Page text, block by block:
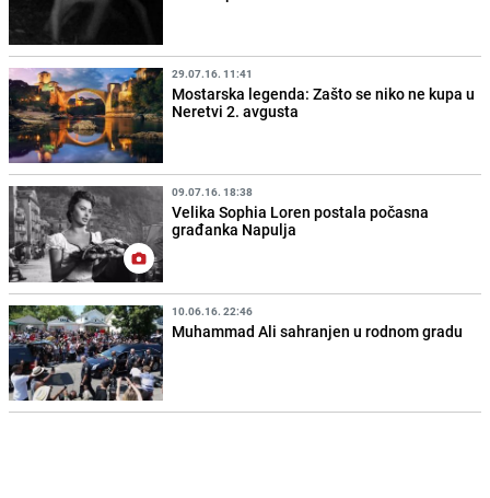
29.07.16. 11:41
Mostarska legenda: Zašto se niko ne kupa u
Neretvi 2. avgusta
09.07.16. 18:38
Velika Sophia Loren postala počasna
građanka Napulja
10.06.16. 22:46
Muhammad Ali sahranjen u rodnom gradu